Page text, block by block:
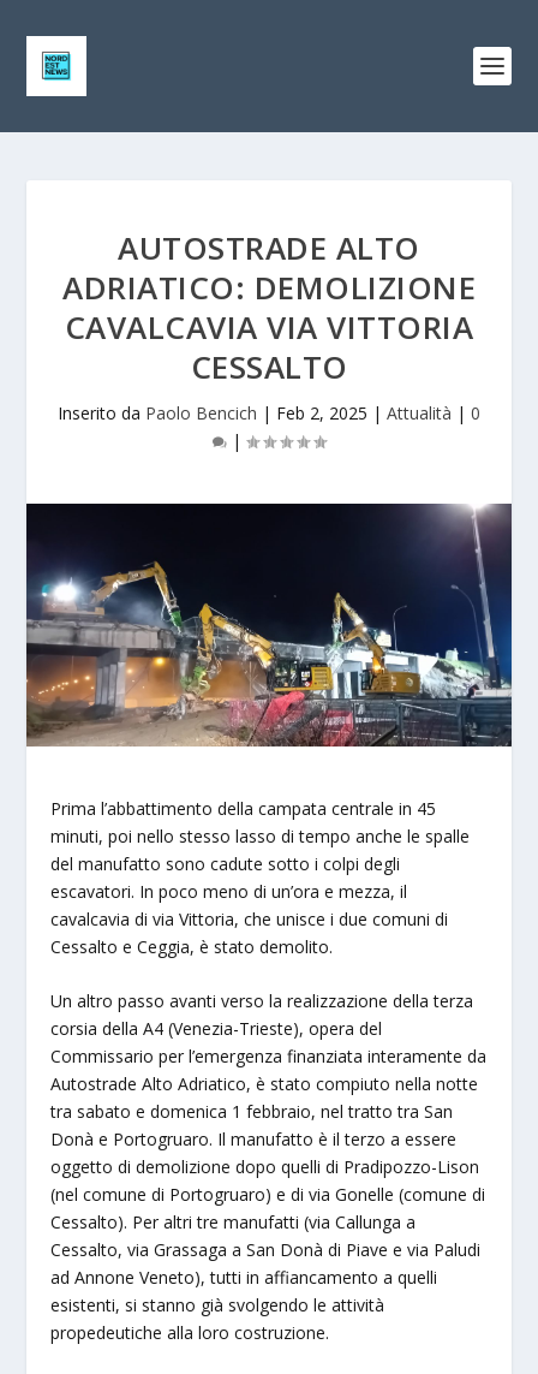
AUTOSTRADE ALTO
ADRIATICO: DEMOLIZIONE
CAVALCAVIA VIA VITTORIA
CESSALTO
Inserito da Paolo Bencich | Feb 2, 2025 | Attualità | 0
|
Prima l’abbattimento della campata centrale in 45
minuti, poi nello stesso lasso di tempo anche le spalle
del manufatto sono cadute sotto i colpi degli
escavatori. In poco meno di un’ora e mezza, il
cavalcavia di via Vittoria, che unisce i due comuni di
Cessalto e Ceggia, è stato demolito.
Un altro passo avanti verso la realizzazione della terza
corsia della A4 (Venezia-Trieste), opera del
Commissario per l’emergenza finanziata interamente da
Autostrade Alto Adriatico, è stato compiuto nella notte
tra sabato e domenica 1 febbraio, nel tratto tra San
Donà e Portogruaro. Il manufatto è il terzo a essere
oggetto di demolizione dopo quelli di Pradipozzo-Lison
(nel comune di Portogruaro) e di via Gonelle (comune di
Cessalto). Per altri tre manufatti (via Callunga a
Cessalto, via Grassaga a San Donà di Piave e via Paludi
ad Annone Veneto), tutti in affiancamento a quelli
esistenti, si stanno già svolgendo le attività
propedeutiche alla loro costruzione.